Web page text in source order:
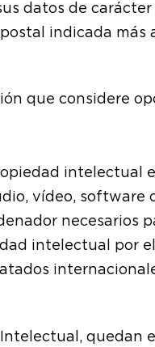
datos de
indicada más
que considere
vídeo, software
necesarios
intelectual por
quedan